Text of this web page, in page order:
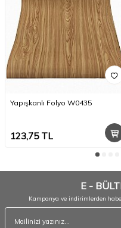
Yapışkanlı Folyo W0435
123,75TL
E -
Kampanya ve indirimlerden